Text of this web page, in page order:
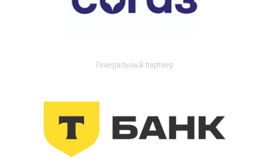
Генеральный партнер